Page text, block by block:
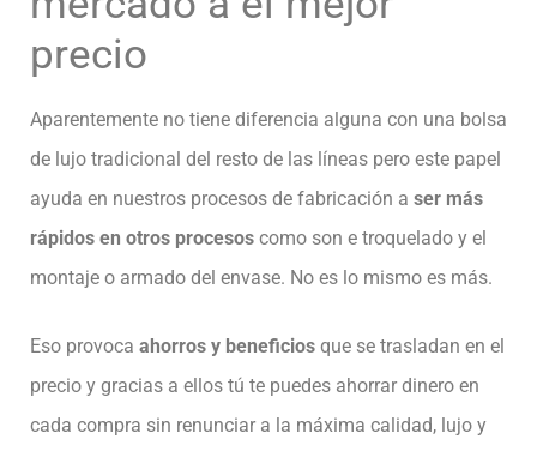
precio
Aparentemente no tiene diferencia alguna con una bolsa
de lujo tradicional del resto de las líneas pero este papel
ayuda en nuestros procesos de fabricación a ser más
rápidos en otros procesos como son e troquelado y el
montaje o armado del envase. No es lo mismo es más.
Eso provoca ahorros y beneficios que se trasladan en el
precio y gracias a ellos tú te puedes ahorrar dinero en
cada compra sin renunciar a la máxima calidad, lujo y